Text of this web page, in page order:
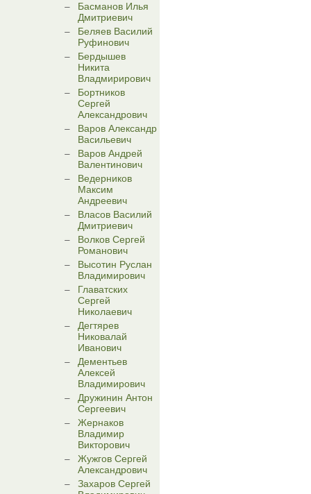
Басманов Илья
Дмитриевич
Беляев Василий
Руфинович
Бердышев
Никита
Владмирирович
Бортников
Сергей
Александрович
Варов Александр
Васильевич
Варов Андрей
Валентинович
Ведерников
Максим
Андреевич
Власов Василий
Дмитриевич
Волков Сергей
Романович
Высотин Руслан
Владимирович
Главатских
Сергей
Николаевич
Дегтярев
Никовалай
Иванович
Дементьев
Алексей
Владимирович
Дружинин Антон
Сергеевич
Жернаков
Владимир
Викторович
Жужгов Сергей
Александрович
Захаров Сергей